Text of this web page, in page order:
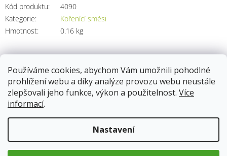
Používáme cookies, abychom Vám umožnili pohodlné
prohlížení webu a díky analýze provozu webu neustále
zlepšovali jeho funkce, výkon a použitelnost. Více
informací.
Nastavení
Kód produktu:
4090
Kategorie:
Kořenící směsi
Hmotnost: 0.16 kg
Popis
Složení
kardamom, badyán, skořice, nové koření, hřebíček, zázvor,